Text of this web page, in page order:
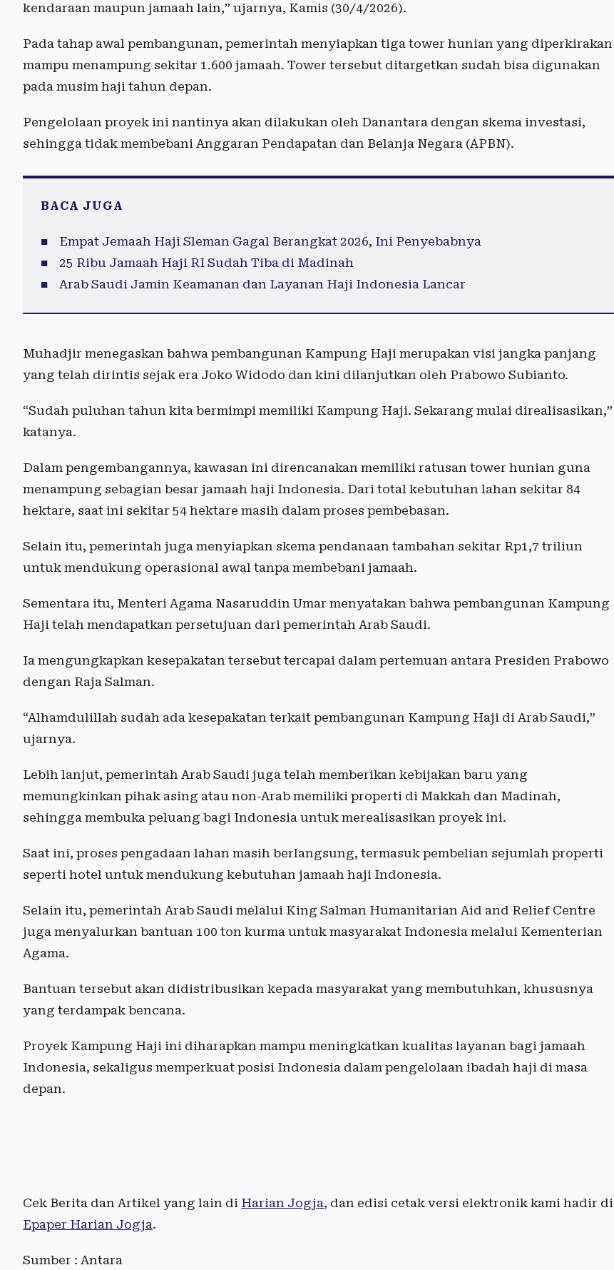
kendaraan maupun jamaah lain,” ujarnya, Kamis (30/4/2026).
Pada tahap awal pembangunan, pemerintah menyiapkan tiga tower hunian yang diperkirakan
mampu menampung sekitar 1.600 jamaah. Tower tersebut ditargetkan sudah bisa digunakan
pada musim haji tahun depan.
Pengelolaan proyek ini nantinya akan dilakukan oleh Danantara dengan skema investasi,
sehingga tidak membebani Anggaran Pendapatan dan Belanja Negara (APBN).
BACA JUGA
Empat Jemaah Haji Sleman Gagal Berangkat 2026, Ini Penyebabnya
25 Ribu Jamaah Haji RI Sudah Tiba di Madinah
Arab Saudi Jamin Keamanan dan Layanan Haji Indonesia Lancar
Muhadjir menegaskan bahwa pembangunan Kampung Haji merupakan visi jangka panjang
yang telah dirintis sejak era Joko Widodo dan kini dilanjutkan oleh Prabowo Subianto.
“Sudah puluhan tahun kita bermimpi memiliki Kampung Haji. Sekarang mulai direalisasikan,”
katanya.
Dalam pengembangannya, kawasan ini direncanakan memiliki ratusan tower hunian guna
menampung sebagian besar jamaah haji Indonesia. Dari total kebutuhan lahan sekitar 84
hektare, saat ini sekitar 54 hektare masih dalam proses pembebasan.
Selain itu, pemerintah juga menyiapkan skema pendanaan tambahan sekitar Rp1,7 triliun
untuk mendukung operasional awal tanpa membebani jamaah.
Sementara itu, Menteri Agama Nasaruddin Umar menyatakan bahwa pembangunan Kampung
Haji telah mendapatkan persetujuan dari pemerintah Arab Saudi.
Ia mengungkapkan kesepakatan tersebut tercapai dalam pertemuan antara Presiden Prabowo
dengan Raja Salman.
“Alhamdulillah sudah ada kesepakatan terkait pembangunan Kampung Haji di Arab Saudi,”
ujarnya.
Lebih lanjut, pemerintah Arab Saudi juga telah memberikan kebijakan baru yang
memungkinkan pihak asing atau non-Arab memiliki properti di Makkah dan Madinah,
sehingga membuka peluang bagi Indonesia untuk merealisasikan proyek ini.
Saat ini, proses pengadaan lahan masih berlangsung, termasuk pembelian sejumlah properti
seperti hotel untuk mendukung kebutuhan jamaah haji Indonesia.
Selain itu, pemerintah Arab Saudi melalui King Salman Humanitarian Aid and Relief Centre
juga menyalurkan bantuan 100 ton kurma untuk masyarakat Indonesia melalui Kementerian
Agama.
Bantuan tersebut akan didistribusikan kepada masyarakat yang membutuhkan, khususnya
yang terdampak bencana.
Proyek Kampung Haji ini diharapkan mampu meningkatkan kualitas layanan bagi jamaah
Indonesia, sekaligus memperkuat posisi Indonesia dalam pengelolaan ibadah haji di masa
depan.
Cek Berita dan Artikel yang lain di Harian Jogja, dan edisi cetak versi elektronik kami hadir di
Epaper Harian Jogja.
Sumber : Antara